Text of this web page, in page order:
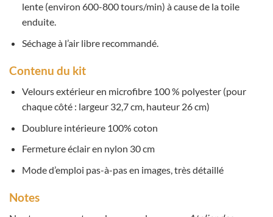
lente (environ 600-800 tours/min) à cause de la toile
enduite.
Séchage à l’air libre recommandé.
Contenu du kit
Velours extérieur en microfibre 100 % polyester (pour
chaque côté : largeur 32,7 cm, hauteur 26 cm)
Doublure intérieure 100% coton
Fermeture éclair en nylon 30 cm
Mode d’emploi pas-à-pas en images, très détaillé
Notes